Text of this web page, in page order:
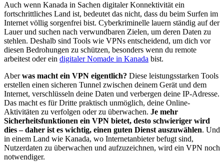
Auch wenn Kanada in Sachen digitaler Konnektivität ein
fortschrittliches Land ist, bedeutet das nicht, dass du beim Surfen im
Internet völlig sorgenfrei bist. Cyberkriminelle lauern ständig auf der
Lauer und suchen nach verwundbaren Zielen, um deren Daten zu
stehlen. Deshalb sind Tools wie VPNs entscheidend, um dich vor
diesen Bedrohungen zu schützen, besonders wenn du remote
arbeitest oder ein digitaler Nomade in Kanada bist.
Aberwas macht ein VPN eigentlich? Diese leistungsstarken Tools
erstellen einen sicheren Tunnel zwischen deinem Gerät und dem
Internet, verschlüsseln deine Daten und verbergen deine IP-Adresse.
Das macht es für Dritte praktisch unmöglich, deine Online-
Aktivitäten zu verfolgen oder zu überwachen. Je mehr
Sicherheitsfunktionen ein VPN bietet, desto schwieriger wird
dies – daher ist es wichtig, einen guten Dienst auszuwählen. Und
in einem Land wie Kanada, wo Internetanbieter befugt sind,
Nutzerdaten zu überwachen und aufzuzeichnen, wird ein VPN noch
notwendiger.